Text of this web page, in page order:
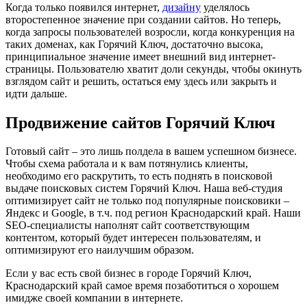
Когда только появился интернет, дизайну уделялось
второстепенное значение при создании сайтов. Но теперь,
когда запросы пользователей возросли, когда конкуренция на
таких доменах, как Горячий Ключ, достаточно высока,
принципиальное значение имеет внешний вид интернет-
страницы. Пользователю хватит доли секунды, чтобы окинуть
взглядом сайт и решить, остаться ему здесь или закрыть и
идти дальше.
Продвижение сайтов Горячий Ключ
Готовый сайт ‒ это лишь полдела в вашем успешном бизнесе.
Чтобы схема работала и к вам потянулись клиенты,
необходимо его раскрутить, то есть поднять в поисковой
выдаче поисковых систем Горячий Ключ. Наша веб-студия
оптимизирует сайт не только под популярные поисковики ‒
Яндекс и Google, в т.ч. под регион Краснодарский край. Наши
SEO-специалисты наполнят сайт соответствующим
контентом, который будет интересен пользователям, и
оптимизируют его наилучшим образом.
Если у вас есть свой бизнес в городе Горячий Ключ,
Краснодарский край самое время позаботиться о хорошем
имидже своей компании в интернете.